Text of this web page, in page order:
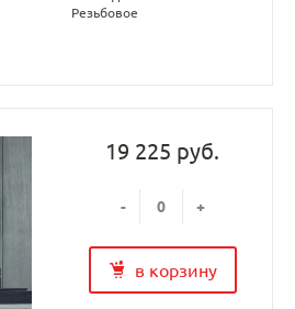
Резьбовое
19 225 руб.
- +
в корзину